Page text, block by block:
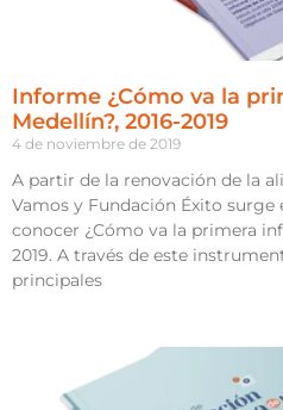
Informe ¿Cómo va la
Medellín?, 2016-2019
4 de noviembre de 2019
A partir de la renovación de la
Vamos y Fundación Éxito surge
conocer ¿Cómo va la primera
2019. A través de este
principales